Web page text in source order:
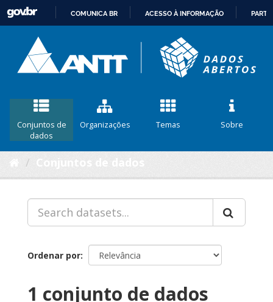
CONTEÚDO
COMUNICA BR ACESSO À INFORMAÇÃO
Conjuntos de
dados
Organizações Temas Sobre
Ordenar por
1 conjunto de dados